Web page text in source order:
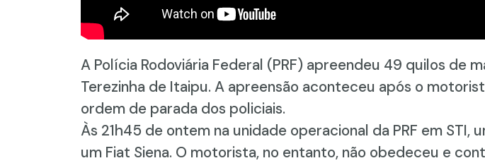
A Polícia Rodoviária Federal (PRF) apreendeu 49 quilos de
Terezinha de Itaipu. A apreensão aconteceu após o
ordem de parada dos policiais.
Às 21h45 de ontem na unidade operacional da PRF em
um Fiat Siena. O motorista, no entanto, não obedeceu e